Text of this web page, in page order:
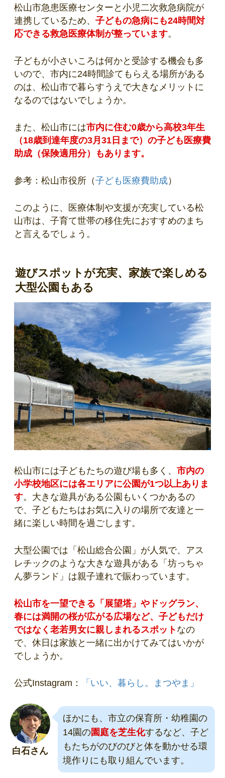
松山市急患医療センターと小児二次救急病院が
連携しているため、 子どもの急病にも24時間対
応できる救急医療体制が整っています。
子どもが小さいころは何かと受診する機会も多
いので、市内に24時間診てもらえる場所がある
のは、松山市で暮らすうえで大きなメリットに
なるのではないでしょうか。
また、松山市には市内に住む0歳から高校3年生
（18歳到達年度の3月31日まで）の子ども医療費
助成（保険適用分）もあります。
参考：松山市役所（子ども医療費助成）
このように、医療体制や支援が充実している松
山市は、子育て世帯の移住先におすすめのまち
と言えるでしょう。
遊びスポットが充実、家族で楽しめる
大型公園もある
松山市には子どもたちの遊び場も多く、 市内の
小学校地区には各エリアに公園が1つ以上ありま
す。大きな遊具がある公園もいくつかあるの
で、子どもたちはお気に入りの場所で友達と一
緒に楽しい時間を過ごします。
大型公園では「松山総合公園」が人気で、アス
レチックのような大きな遊具がある「坊っちゃ
ん夢ランド」は親子連れで賑わっています。
松山市を一望できる「展望塔」やドッグラン、
春には満開の桜が広がる広場など、子どもだけ
ではなく老若男女に親しまれるスポット なの
で、休日は家族と一緒に出かけてみてはいかが
でしょうか。
公式Instagram： 「いい、暮らし。まつやま」
白石さん
ほかにも、市立の保育所・幼稚園の
14園の園庭を芝生化するなど、子ど
もたちがのびのびと体を動かせる環
境作りにも取り組んでいます。